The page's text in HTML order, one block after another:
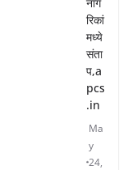
रिकां
मध्ये
संता
प,a
pcs
.in
Ma
y
24,